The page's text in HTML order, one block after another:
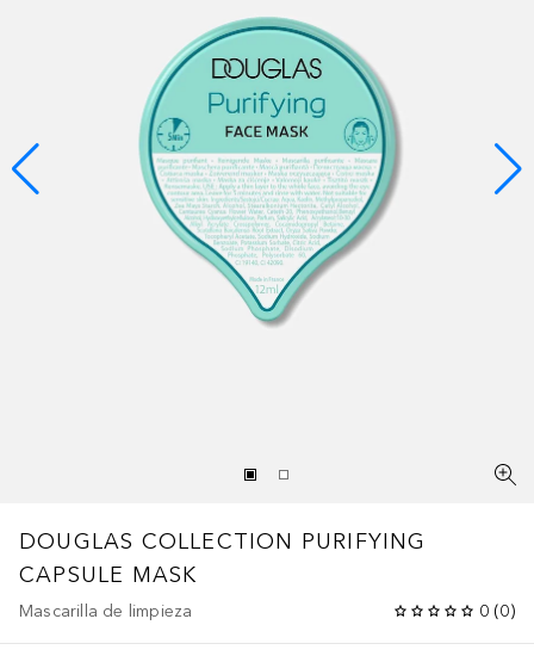
DOUGLAS COLLECTION PURIFYING
CAPSULE MASK
Mascarilla de limpieza 0 (0)